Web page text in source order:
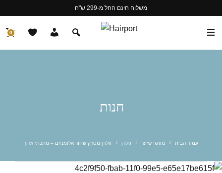
משלוח חינם החל מ-299 ש"ח
0
חנות
עמוד הבית מותגי שיער וולדן וולדן מסרק שחור אלומניום – מתכתי ארוך